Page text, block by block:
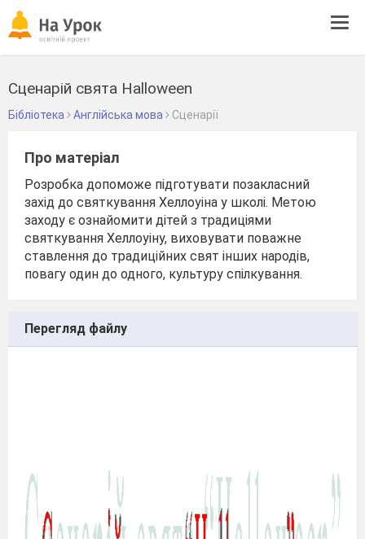
Сценарій свята Halloween
Бібліотека Англійська мова Сценарії
Про матеріал
Розробка допоможе підготувати позакласний
захід до святкування Хеллоуіна у школі. Метою
заходу є ознайомити дітей з традиціями
святкування Хеллоуіну, виховувати поважне
ставлення до традиційних свят інших народів,
повагу один до одного, культуру спілкування.
Перегляд файлу